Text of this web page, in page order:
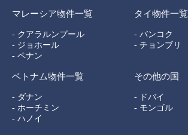
マレーシア物件一覧
- クアラルンプール
- ジョホール
- ペナン
タイ物件一覧
- バンコク
- チョンブリ
ベトナム物件一覧
- ダナン
- ホーチミン
- ハノイ
その他の国
- ドバイ
- モンゴル